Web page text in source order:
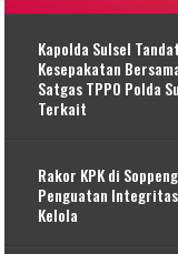
Kapolda Sulsel
Kesepakatan
Satgas TPPO Polda
Terkait
Rakor KPK di
Penguatan
Kelola